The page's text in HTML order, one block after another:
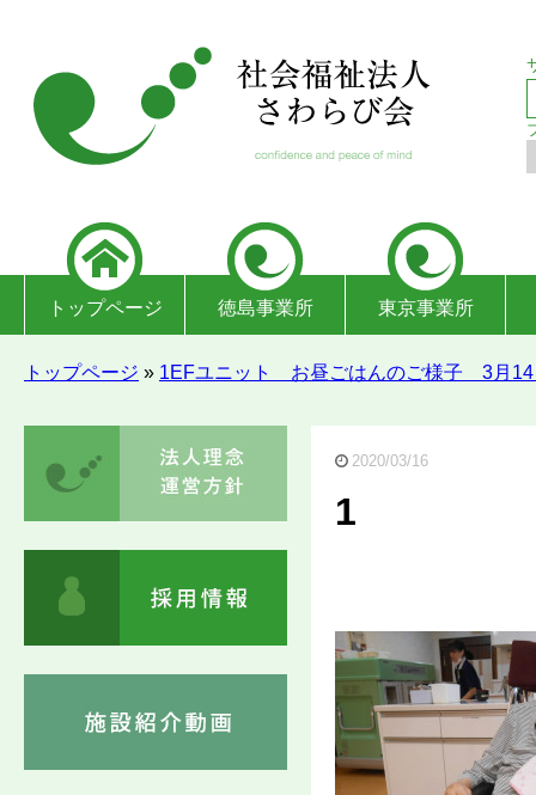
トップページ 徳島事業所 東京事業所
トップページ » 1EFユニット お昼ごはんのご様子 3月14
2020/03/16
1